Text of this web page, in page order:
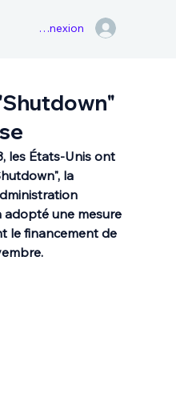
Connexion
les États-Unis ont
la
adopté une mesure
le financement de